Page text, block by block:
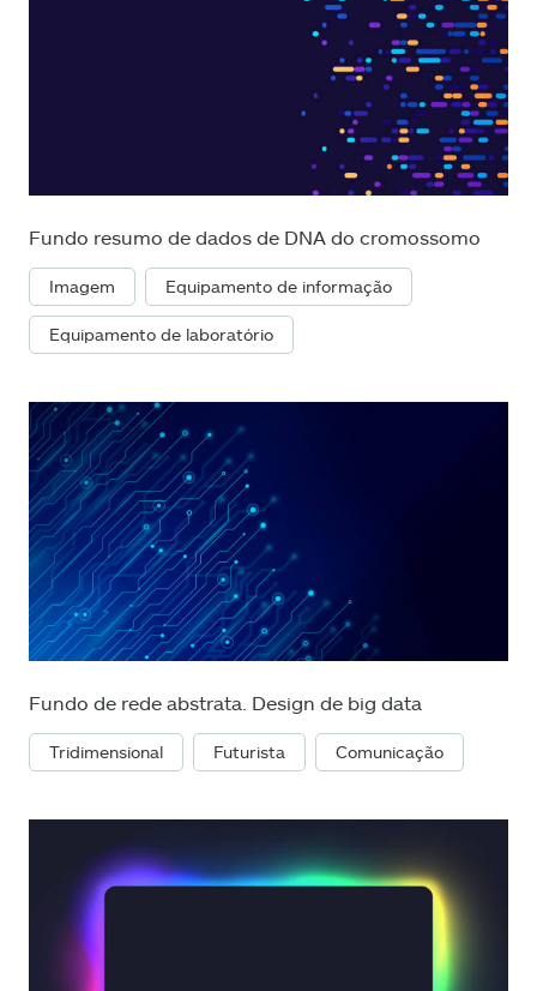
Fundo resumo de dados de DNA do cromossomo
Imagem Equipamento de informação
Equipamento de laboratório
Fundo de rede abstrata. Design de big data
Tridimensional Futurista Comunicação